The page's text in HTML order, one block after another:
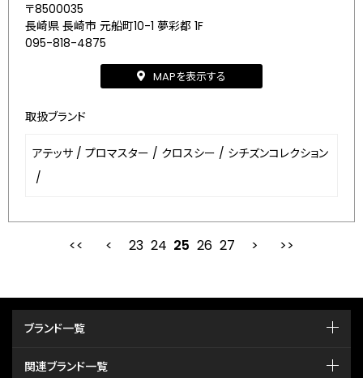
〒8500035
長崎県 長崎市 元船町10-1 夢彩都 1F
095-818-4875
MAPを表示する
取扱ブランド
アテッサ / プロマスター / クロスシー / シチズンコレクション
/
最初 前
23 24 25 26 27
ブランド一覧
関連ブランド一覧